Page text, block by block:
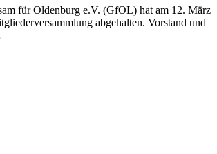
für Oldenburg e.V. (GfOL) hat am 12. März
abgehalten. Vorstand und